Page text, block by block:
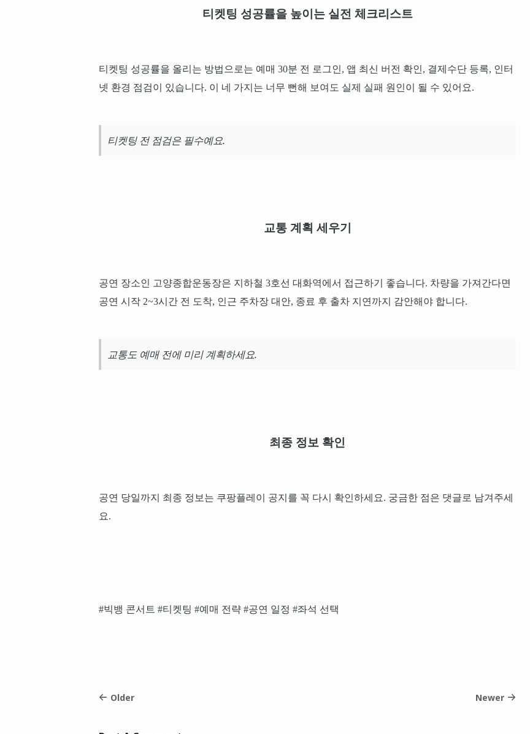
티켓팅 성공률을 높이는 실전 체크리스트
티켓팅 성공률을 올리는 방법으로는 예매 30분 전 로그인, 앱 최신 버전 확인, 결제수단 등록, 인터
넷 환경 점검이 있습니다. 이 네 가지는 너무 뻔해 보여도 실제 실패 원인이 될 수 있어요.
티켓팅 전 점검은 필수예요.
교통 계획 세우기
공연 장소인 고양종합운동장은 지하철 3호선 대화역에서 접근하기 좋습니다. 차량을 가져간다면
공연 시작 2~3시간 전 도착, 인근 주차장 대안, 종료 후 출차 지연까지 감안해야 합니다.
교통도 예매 전에 미리 계획하세요.
최종 정보 확인
공연 당일까지 최종 정보는 쿠팡플레이 공지를 꼭 다시 확인하세요. 궁금한 점은 댓글로 남겨주세
요.
#빅뱅 콘서트 #티켓팅 #예매 전략 #공연 일정 #좌석 선택
Older Newer